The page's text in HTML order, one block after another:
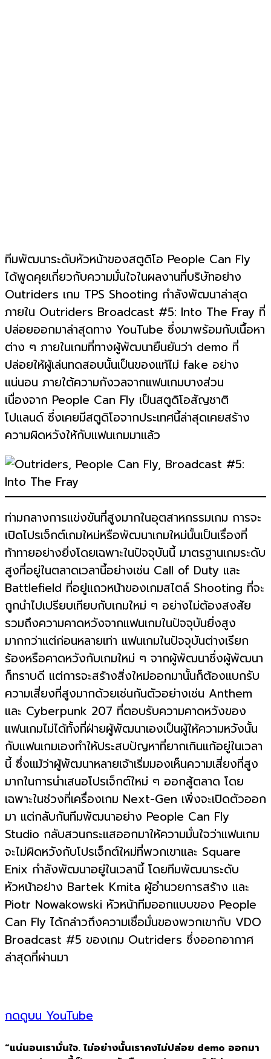
ทีมพัฒนาระดับหัวหน้าของสตูดิโอ People Can Fly
ได้พูดคุยเกี่ยวกับความมั่นใจในผลงานที่บริษัทอย่าง
Outriders เกม TPS Shooting กำลังพัฒนาล่าสุด
ภายใน Outriders Broadcast #5: Into The Fray ที่
ปล่อยออกมาล่าสุดทาง YouTube ซึ่งมาพร้อมกับเนื้อหา
ต่าง ๆ ภายในเกมที่ทางผู้พัฒนายืนยันว่า demo ที่
ปล่อยให้ผู้เล่นทดสอบนั้นเป็นของแท้ไม่ fake อย่าง
แน่นอน ภายใต้ความกังวลจากแฟนเกมบางส่วน
เนื่องจาก People Can Fly เป็นสตูดิโอสัญชาติ
โปแลนด์ ซึ่งเคยมีสตูดิโอจากประเทศนี้ล่าสุดเคยสร้าง
ความผิดหวังให้กับแฟนเกมมาแล้ว
ท่ามกลางการแข่งขันที่สูงมากในอุตสาหกรรมเกม การจะ
เปิดโปรเจ็กต์เกมใหม่หรือพัฒนาเกมใหม่นั้นเป็นเรื่องที่
ท้าทายอย่างยิ่งโดยเฉพาะในปัจจุบันนี้ มาตรฐานเกมระดับ
สูงที่อยู่ในตลาดเวลานี้อย่างเช่น Call of Duty และ
Battlefield ที่อยู่แถวหน้าของเกมสไตล์ Shooting ที่จะ
ถูกนำไปเปรียบเทียบกับเกมใหม่ ๆ อย่างไม่ต้องสงสัย
รวมถึงความคาดหวังจากแฟนเกมในปัจจุบันยิ่งสูง
มากกว่าแต่ก่อนหลายเท่า แฟนเกมในปัจจุบันต่างเรียก
ร้องหรือคาดหวังกับเกมใหม่ ๆ จากผู้พัฒนาซึ่งผู้พัฒนา
ก็ทราบดี แต่การจะสร้างสิ่งใหม่ออกมานั้นก็ต้องแบกรับ
ความเสี่ยงที่สูงมากด้วยเช่นกันตัวอย่างเช่น Anthem
และ Cyberpunk 207 ที่ตอบรับความคาดหวังของ
แฟนเกมไม่ได้ทั้งที่ฝ่ายผู้พัฒนาเองเป็นผู้ให้ความหวังนั้น
กับแฟนเกมเองทำให้ประสบปัญหาที่ยากเกินแก้อยู่ในเวลา
นี้ ซึ่งแม้ว่าผู้พัฒนาหลายเจ้าเริ่มมองเห็นความเสี่ยงที่สูง
มากในการนำเสนอโปรเจ็กต์ใหม่ ๆ ออกสู้ตลาด โดย
เฉพาะในช่วงที่เครื่องเกม Next-Gen เพิ่งจะเปิดตัวออก
มา แต่กลับกันทีมพัฒนาอย่าง People Can Fly
Studio กลับสวนกระแสออกมาให้ความมั่นใจว่าแฟนเกม
จะไม่ผิดหวังกับโปรเจ็กต์ใหม่ที่พวกเขาและ Square
Enix กำลังพัฒนาอยู่ในเวลานี้ โดยทีมพัฒนาระดับ
หัวหน้าอย่าง Bartek Kmita ผู้อำนวยการสร้าง และ
Piotr Nowakowski หัวหน้าทีมออกแบบของ People
Can Fly ได้กล่าวถึงความเชื่อมั่นของพวกเขากับ VDO
Broadcast #5 ของเกม Outriders ซึ่งออกอากาศ
ล่าสุดที่ผ่านมา
กดดูบน YouTube
“แน่นอนเรามั่นใจ. ไม่อย่างนั้นเราคงไม่ปล่อย demo ออกมา